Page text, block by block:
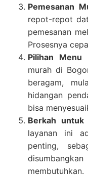
Pemesanan
repot-repot
pemesanan
Prosesnya
Pilihan Menu
murah di
beragam,
hidangan
bisa
Berkah untuk
layanan ini
penting,